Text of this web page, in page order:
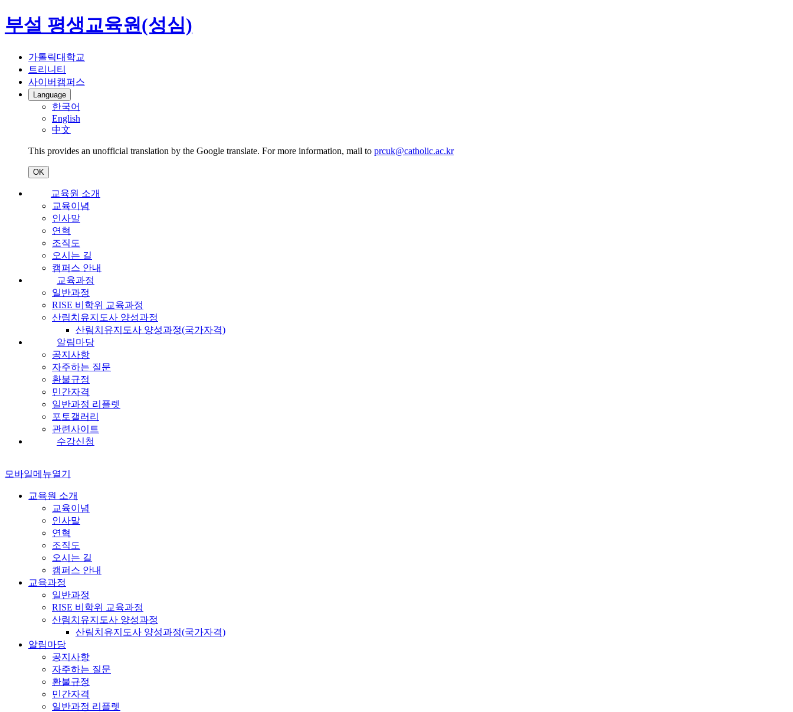
부설 평생교육원(성심)
가톨릭대학교
트리니티
사이버캠퍼스
Language
한국어
English
中文
This provides an unofficial translation by the Google translate. For more information, mail to prcuk@catholic.ac.kr
OK
교육원 소개
교육이념
인사말
연혁
조직도
오시는 길
캠퍼스 안내
교육과정
일반과정
RISE 비학위 교육과정
산림치유지도사 양성과정
산림치유지도사 양성과정(국가자격)
알림마당
공지사항
자주하는 질문
환불규정
민간자격
일반과정 리플렛
포토갤러리
관련사이트
수강신청
모바일메뉴열기
교육원 소개
교육이념
인사말
연혁
조직도
오시는 길
캠퍼스 안내
교육과정
일반과정
RISE 비학위 교육과정
산림치유지도사 양성과정
산림치유지도사 양성과정(국가자격)
알림마당
공지사항
자주하는 질문
환불규정
민간자격
일반과정 리플렛